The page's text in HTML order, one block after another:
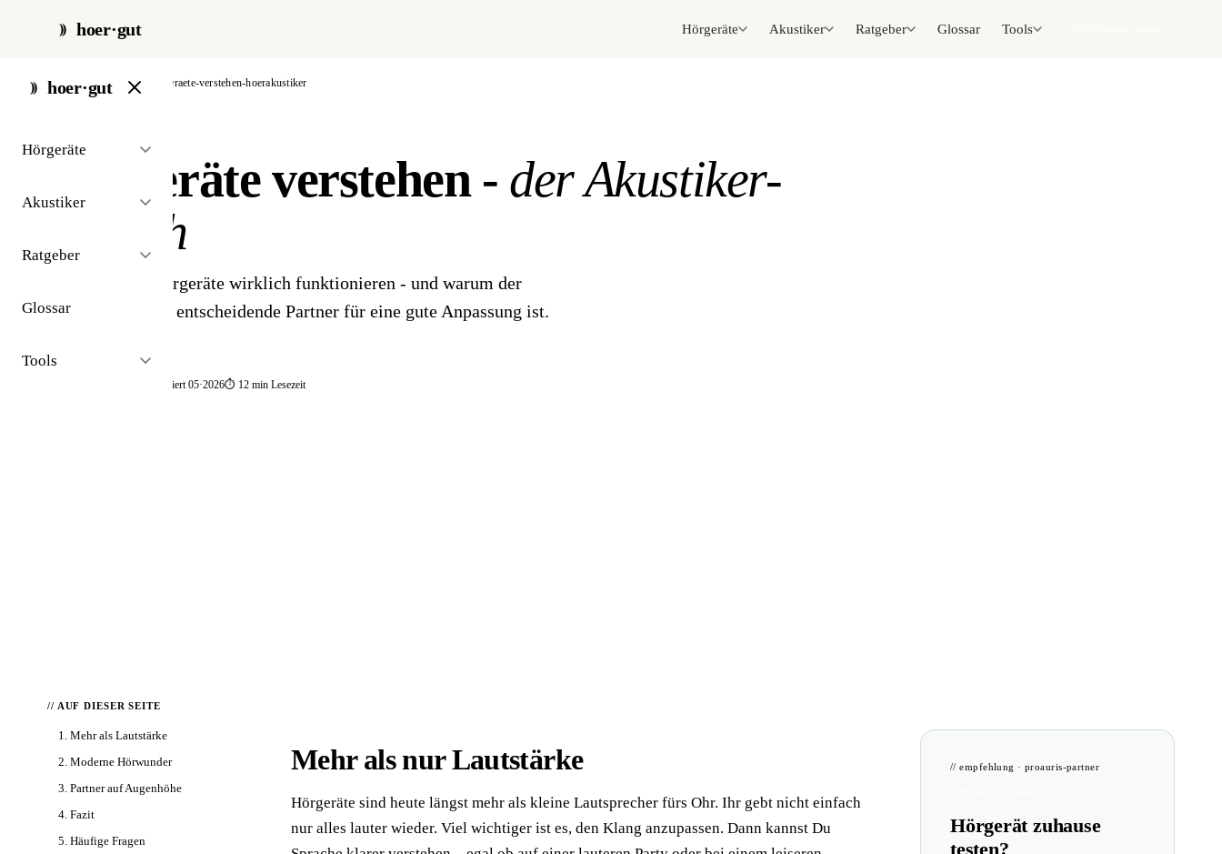
hoer·gut Hörgeräte Akustiker Ratgeber Glossar Tools
hoer·gut
Hörgeräte
Akustiker
Ratgeber
Glossar
Tools
start / ratgeber / hoergeraete-verstehen-hoerakustiker
Hörgeräte verstehen - der Akustiker-
Besuch
Wie moderne Hörgeräte wirklich funktionieren - und warum der
Hörakustiker der entscheidende Partner für eine gute Anpassung ist.
🔄 aktualisiert 05·2026⏱ 12 min Lesezeit
// AUF DIESER SEITE
1. Mehr als Lautstärke
2. Moderne Hörwunder
3. Partner auf Augenhöhe
4. Fazit
5. Häufige Fragen
Mehr als nur Lautstärke
Hörgeräte sind heute längst mehr als kleine Lautsprecher fürs Ohr. Ihr gebt nicht einfach
nur alles lauter wieder. Viel wichtiger ist es, den Klang anzupassen. Dann kannst Du
// empfehlung · proauris-partner
Hörgerät zuhause
testen?